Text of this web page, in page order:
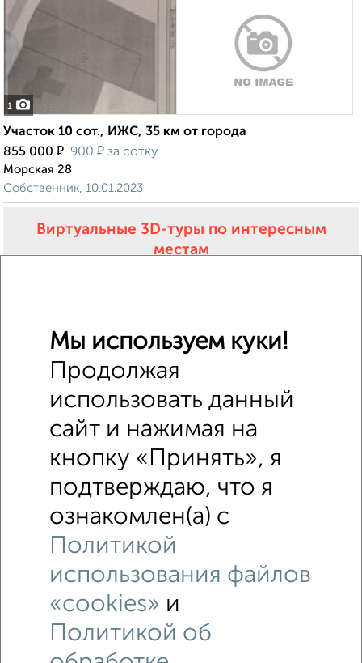
1
Участок 10 сот., ИЖС, 35 км от города
855 000 ₽ 900 ₽ за сотку
Морская 28
Собственник, 10.01.2023
Виртуальные 3D-туры по интересным
местам
Участок 10 сот., садоводство, в черте города
950 000₽ 1 000₽за сотку
Собственник, 14.07.2020
Мы используем куки!
Продолжая
использовать данный
сайт и нажимая на
кнопку «Принять», я
подтверждаю, что я
ознакомлен(а) с
Политикой
использования файлов
«cookies» и
Политикой об